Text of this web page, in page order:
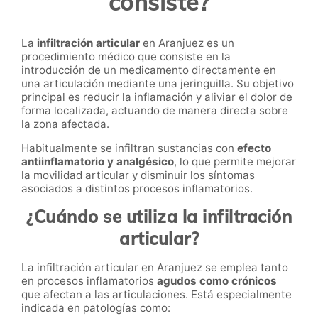
La infiltración articular en Aranjuez es un
procedimiento médico que consiste en la
introducción de un medicamento directamente en
una articulación mediante una jeringuilla. Su objetivo
principal es reducir la inflamación y aliviar el dolor de
forma localizada, actuando de manera directa sobre
la zona afectada.
Habitualmente se infiltran sustancias con efecto
antiinflamatorio y analgésico, lo que permite mejorar
la movilidad articular y disminuir los síntomas
asociados a distintos procesos inflamatorios.
¿Cuándo se utiliza la infiltración
articular?
La infiltración articular en Aranjuez se emplea tanto
en procesos inflamatorios agudos como crónicos
que afectan a las articulaciones. Está especialmente
indicada en patologías como: